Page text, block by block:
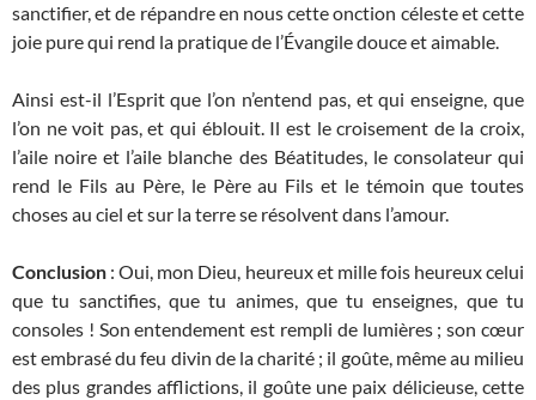
sanctifier, et de répandre en nous cette onction céleste et cette
joie pure qui rend la pratique de l’Évangile douce et aimable.
Ainsi est-il l’Esprit que l’on n’entend pas, et qui enseigne, que
l’on ne voit pas, et qui éblouit. Il est le croisement de la croix,
l’aile noire et l’aile blanche des Béatitudes, le consolateur qui
rend le Fils au Père, le Père au Fils et le témoin que toutes
choses au ciel et sur la terre se résolvent dans l’amour.
Conclusion : Oui, mon Dieu, heureux et mille fois heureux celui
que tu sanctifies, que tu animes, que tu enseignes, que tu
consoles ! Son entendement est rempli de lumières ; son cœur
est embrasé du feu divin de la charité ; il goûte, même au milieu
des plus grandes afflictions, il goûte une paix délicieuse, cette